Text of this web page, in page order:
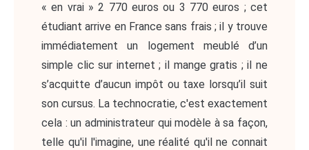
« en vrai » 2 770 euros ou 3 770 euros ; cet
étudiant arrive en France sans frais ; il y trouve
immédiatement un logement meublé d’un
simple clic sur internet ; il mange gratis ; il ne
s’acquitte d’aucun impôt ou taxe lorsqu’il suit
son cursus. La technocratie, c'est exactement
cela : un administrateur qui modèle à sa façon,
telle qu'il l'imagine, une réalité qu'il ne connait